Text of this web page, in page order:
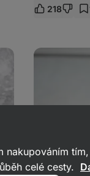
218
Domácí
celé cesty.